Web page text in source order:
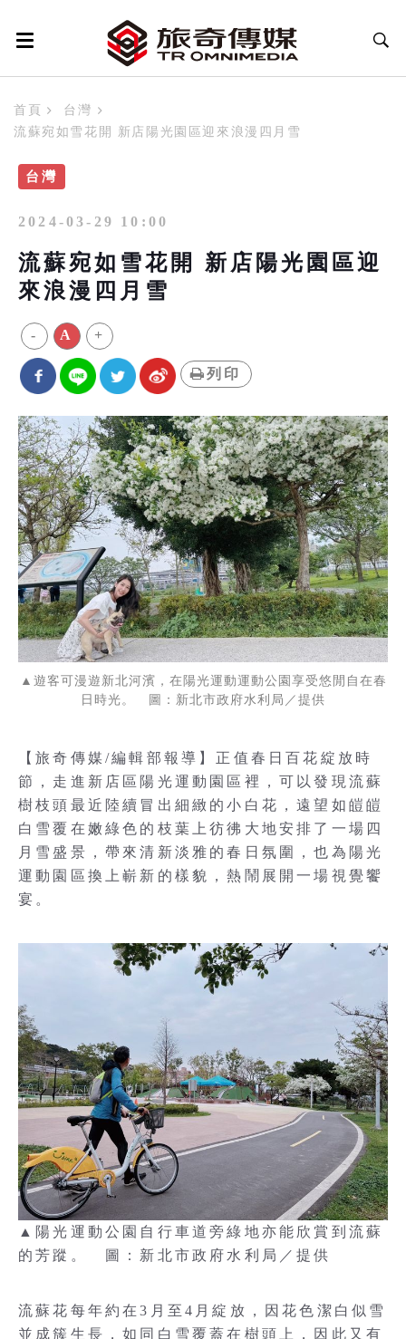
首頁
台灣
流蘇宛如雪花開 新店陽光園區迎來浪漫四月雪
台灣
2024-03-29 10:00
流蘇宛如雪花開 新店陽光園區迎
來浪漫四月雪
- A +
列印
▲遊客可漫遊新北河濱，在陽光運動運動公園享受悠閒自在春
日時光。 圖：新北市政府水利局／提供
【旅奇傳媒/編輯部報導】正值春日百花綻放時
節，走進新店區陽光運動園區裡，可以發現流蘇
樹枝頭最近陸續冒出細緻的小白花，遠望如皚皚
白雪覆在嫩綠色的枝葉上彷彿大地安排了一場四
月雪盛景，帶來清新淡雅的春日氛圍，也為陽光
運動園區換上嶄新的樣貌，熱鬧展開一場視覺饗
宴。
▲陽光運動公園自行車道旁綠地亦能欣賞到流蘇
的芳蹤。 圖：新北市政府水利局／提供
流蘇花每年約在3月至4月綻放，因花色潔白似雪
並成簇生長，如同白雪覆蓋在樹頭上，因此又有